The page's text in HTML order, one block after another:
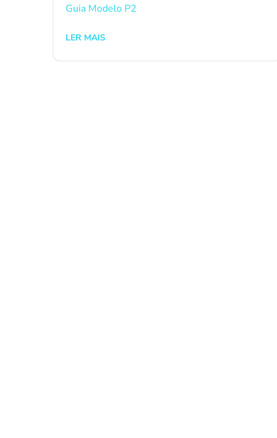
Guia Modelo P2
LER MAIS